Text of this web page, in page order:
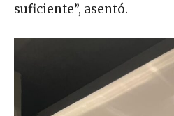
suficiente”, asentó.